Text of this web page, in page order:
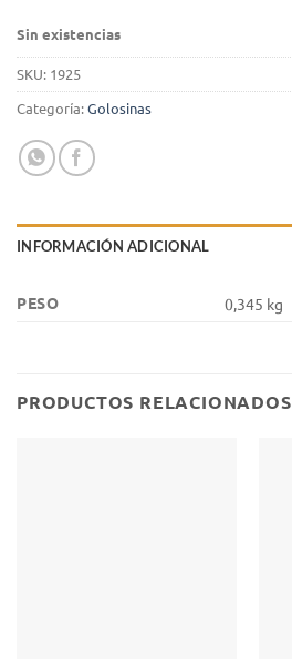
Sin existencias
SKU: 1925
Categoría:Golosinas
INFORMACIÓN ADICIONAL
PESO 0,345 kg
PRODUCTOS RELACIONADOS